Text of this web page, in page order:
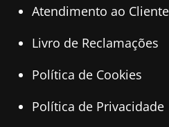
Atendimento ao Cliente
Livro de Reclamações
Política de Cookies
Política de Privacidade